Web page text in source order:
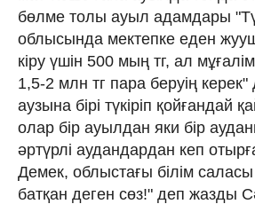
бөлме толы ауыл адамдары
облысында мектепке еден
кіру үшін 500 мың тг, ал
1,5-2 млн тг пара беруің керек"
аузына бірі түкіріп қойғандай
олар бір ауылдан яки бір
әртүрлі аудандардан кеп
Демек, облыстағы білім
батқан деген сөз!" деп жазды